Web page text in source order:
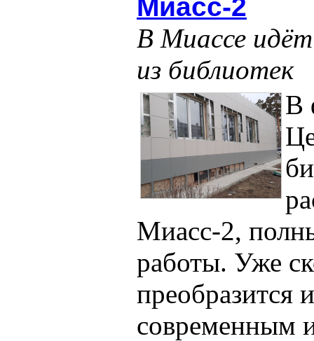
Миасс-2
В Миассе
из библиотек
В
Миасс-2,
работы. Уже
преобразится
современным